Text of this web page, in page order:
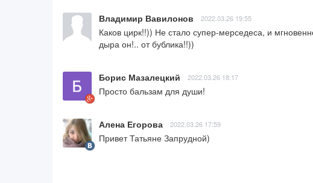
Владимир Вавилонов 2022.03.26 19:55
Каков цирк!!)) Не стало супер-мерседеса, и
дыра он!.. от бублика!!))
Борис Мазалецкий 2022.03.26 18:17
Просто бальзам для души!
Алена Егорова 2022.03.26 17:59
Привет Татьяне Запрудной)